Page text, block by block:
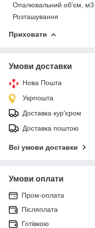
Опалювальний об'єм, м3
Розташування
Приховати
Умови доставки
Нова Пошта
Укрпошта
Доставка кур'єром
Доставка поштою
Всі умови доставки
Умови оплати
Пром-оплата
Післяплата
Готівкою